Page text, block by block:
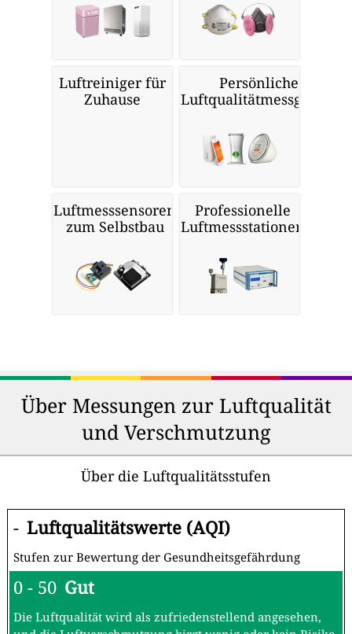
Luftreiniger für
Zuhause
Persönliche
Luftqualitätmessgeräte
Luftmesssensoren
zum Selbstbau
Professionelle
Luftmessstationen
Über Messungen zur Luftqualität
und Verschmutzung
Über die Luftqualitätsstufen
- Luftqualitätswerte (AQI)
Stufen zur Bewertung der Gesundheitsgefährdung
0 - 50 Gut
Die Luftqualität wird als zufriedenstellend angesehen,